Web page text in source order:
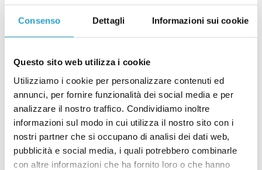
Consenso Dettagli Informazioni sui cookie
Questo sito web utilizza i cookie
Utilizziamo i cookie per personalizzare contenuti ed
annunci, per fornire funzionalità dei social media e per
analizzare il nostro traffico. Condividiamo inoltre
informazioni sul modo in cui utilizza il nostro sito con i
nostri partner che si occupano di analisi dei dati web,
pubblicità e social media, i quali potrebbero combinarle
con altre informazioni che ha fornito loro o che hanno
diREDAZIONE
Movimento e contro-movimento: come procede la riorganizzazione
MOVIMENTO 5 STELLE
scissione?
di REDAZIONE
Il Movimento 5 stelle verso la scissione?
CONTE II
16 milioni di contribuenti avranno
una busta paga più alta grazie a Pd-
M5s?
REDAZIONE